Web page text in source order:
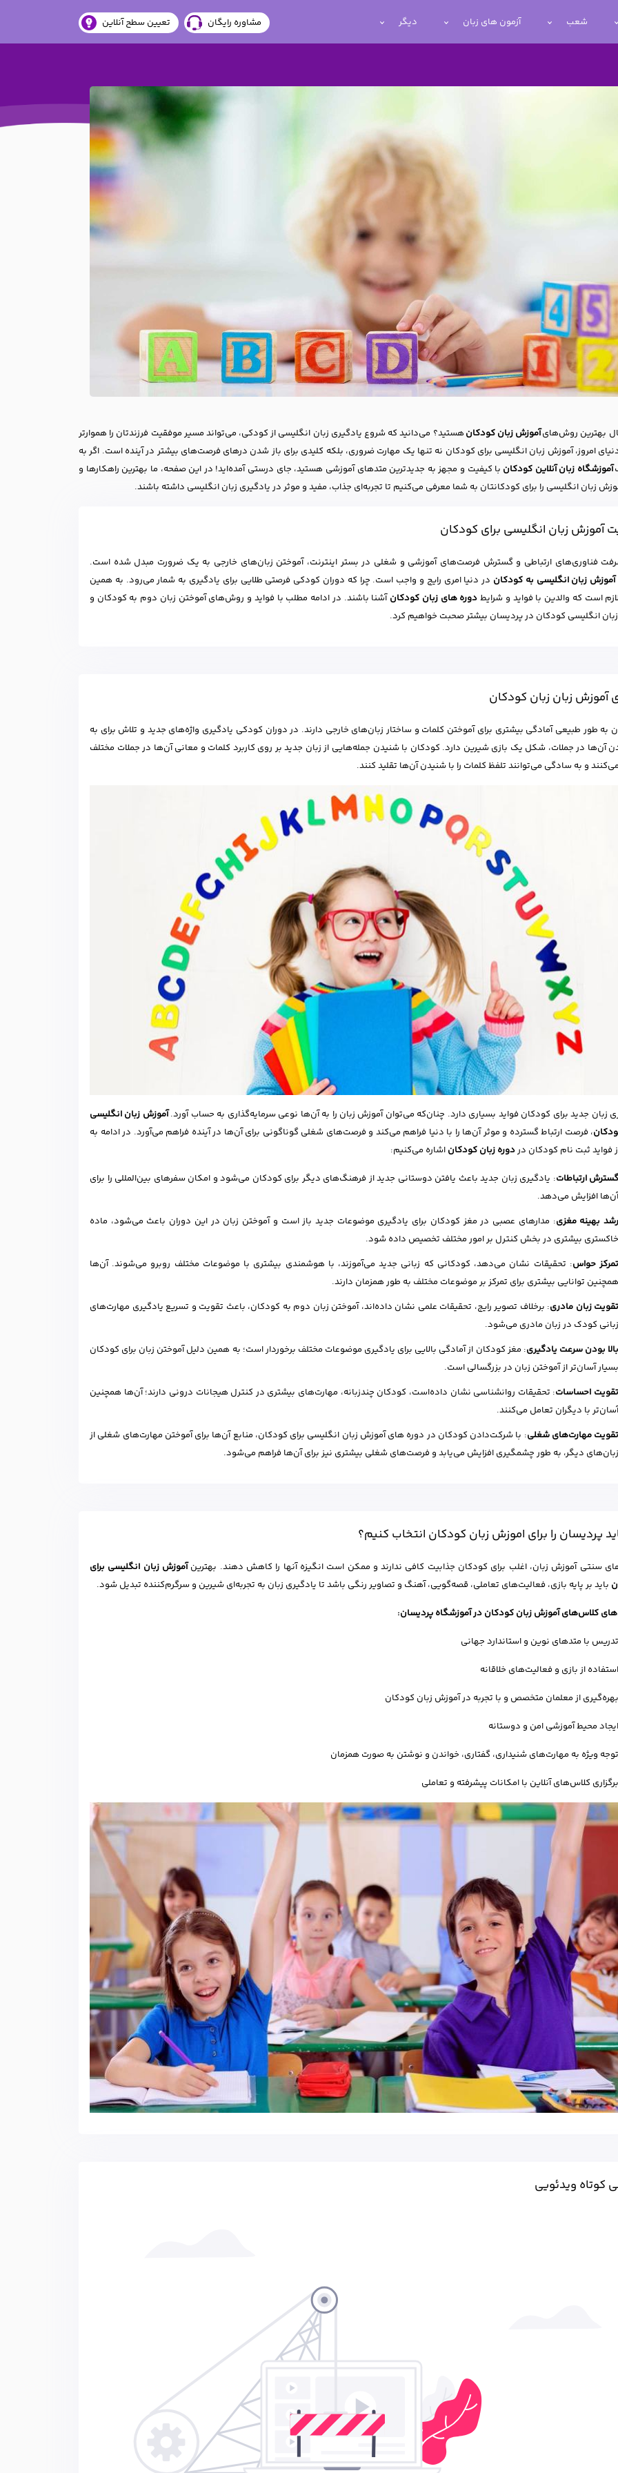
شعب آزمون های زبان دیگر مشاوره رایگان تعیین سطح آنلاین
بهترین روش‌هایآموزش زبان کودکان هستید؟ می‌دانید که شروع یادگیری زبان انگلیسی از کودکی، می‌تواند مسیر موفقیت فرزندتان را هموارتر
امروز، آموزش زبان انگلیسی برای کودکان نه تنها یک مهارت ضروری، بلکه کلیدی برای باز شدن درهای فرصت‌های بیشتر در آینده است. اگر به
آموزشگاه زبان آنلاین کودکان با کیفیت و مجهز به جدیدترین متدهای آموزشی هستید، جای درستی آمده‌اید! در این صفحه، ما بهترین راهکارها و
زبان انگلیسی را برای کودکانتان به شما معرفی می‌کنیم تا تجربه‌ای جذاب، مفید و موثر در یادگیری زبان انگلیسی داشته باشند.
آموزش زبان انگلیسی برای کودکان
فناوری‌های ارتباطی و گسترش فرصت‌های آموزشی و شغلی در بستر اینترنت، آموختن زبان‌های خارجی به یک ضرورت مبدل شده است.
آموزش زبان‌ انگلیسی به کودکان در دنیا امری رایج و واجب است. چرا که دوران کودکی فرصتی طلایی برای یادگیری به شمار می‌رود. به همین
است که والدین با فواید و شرایط دوره های زبان کودکان آشنا باشند. در ادامه مطلب با فواید و روش‌های آموختن زبان دوم به کودکان و
انگلیسی کودکان در پردیسان بیشتر صحبت خواهیم کرد.
آموزش زبان زبان کودکان
کودکان به طور طبیعی آمادگی بیشتری برای آموختن کلمات و ساختار زبان‌‎های خارجی دارند. در دوران کودکی یادگیری واژه‌های جدید و تلاش برای به
آن‌ها در جملات، شکل یک بازی شیرین دارد. کودکان با شنیدن جمله‌هایی از زبان جدید بر روی کاربرد کلمات و معانی آن‌ها در جملات مختلف
و به سادگی می‌توانند تلفظ کلمات را با شنیدن آن‌ها تقلید کنند.
زبان جدید برای کودکان فواید بسیاری دارد. چنان‌که می‌توان آموزش زبان را به آن‌ها نوعی سرمایه‌گذاری به حساب آورد.آموزش زبان‌ انگلیسی
، فرصت ارتباط گسترده و موثر آن‌ها را با دنیا فراهم می‌کند و فرصت‌های شغلی گوناگونی برای آن‌ها در آینده فراهم می‌آورد. در ادامه به
فواید ثبت نام کودکان دردوره زبان کودکان اشاره می‌کنیم:
گسترش ارتباطات: یادگیری زبان جدید باعث یافتن دوستانی جدید از فرهنگ‌های دیگر برای کودکان می‌شود و امکان سفرهای بین‌المللی را برای
آن‌ها افزایش می‌دهد.
رشد بهینه مغزی: مدارهای عصبی در مغز کودکان برای یادگیری موضوعات جدید باز است و آموختن زبان در این دوران باعث می‌شود، ماده
خاکستری بیشتری در بخش کنترل بر امور مختلف تخصیص داده شود.
تمرکز حواس: تحقیقات نشان می‌دهد، کودکانی که زبانی جدید می‌آموزند، با هوشمندی بیشتری با موضوعات مختلف روبرو می‌شوند. آن‌ها
همچنین توانایی بیشتری برای تمرکز بر موضوعات مختلف به طور همزمان دارند.
تقویت زبان مادری: برخلاف تصویر رایج، تحقیقات علمی نشان داده‌اند، آموختن زبان دوم به کودکان، باعث تقویت و تسریع یادگیری مهارت‌های
زبانی کودک در زبان مادری می‌شود.
بالا بودن سرعت یادگیری: مغز کودکان از آمادگی بالایی برای یادگیری موضوعات مختلف برخوردار است؛ به همین دلیل آموختن زبان برای کودکان
بسیار آسان‌تر از آموختن زبان در بزرگسالی است.
تقویت احساسات: تحقیقات روانشناسی نشان داده‌است، کودکان چندزبانه، مهارت‌های بیشتری در کنترل هیجانات درونی دارند؛ آن‌ها همچنین
آسان‌تر با دیگران تعامل می‌کنند.
تقویت مهارت‌های شغلی: با شرکت‌دادن کودکان در دوره های آموزش زبان انگلیسی برای کودکان، منابع آن‌ها برای آموختن مهارت‌های شغلی از
زبان‌های دیگر، به طور چشمگیری افزایش می‌یابد و فرصت‌های شغلی بیشتری نیز برای آن‌ها فراهم می‌شود.
پردیسان را برای اموزش زبان کودکان انتخاب کنیم؟
سنتی آموزش زبان، اغلب برای کودکان جذابیت کافی ندارند و ممکن است انگیزه آنها را کاهش دهند. بهترینآموزش زبان انگلیسی برای
باید بر پایه بازی، فعالیت‌های تعاملی، قصه‌گویی، آهنگ و تصاویر رنگی باشد تا یادگیری زبان به تجربه‌ای شیرین و سرگرم‌کننده تبدیل شود.
کلاس‌های آموزش زبان کودکان در آموزشگاه پردیسان:
تدریس با متدهای نوین و استاندارد جهانی
استفاده از بازی و فعالیت‌های خلاقانه
بهره‌گیری از معلمان متخصص و با تجربه در آموزش زبان کودکان
ایجاد محیط آموزشی امن و دوستانه
توجه ویژه به مهارت‌های شنیداری، گفتاری، خواندن و نوشتن به صورت همزمان
برگزاری کلاس‌های آنلاین با امکانات پیشرفته و تعاملی
کوتاه ویدئویی